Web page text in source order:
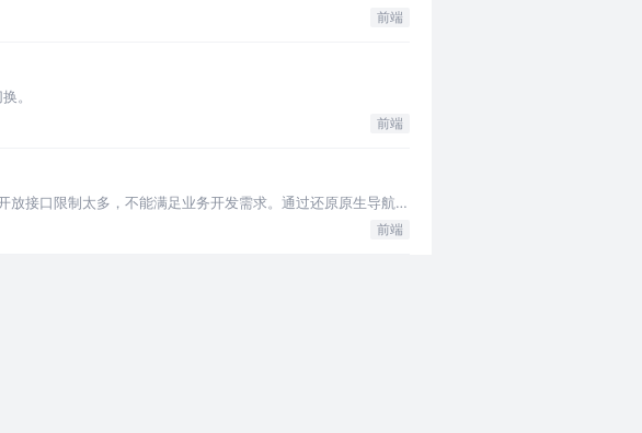
前端
。
前端
接口限制太多，不能满足业务开发需求。通过还原原生导航栏
前端